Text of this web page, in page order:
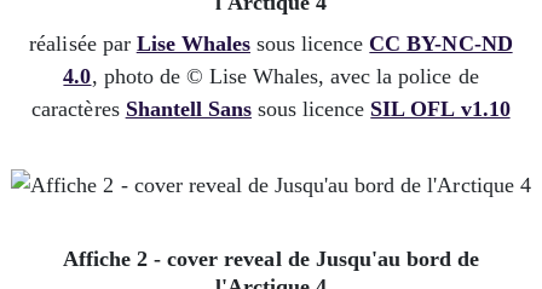
réalisée par Lise Whalessous licence CC BY-NC-ND
4.0, photo de © Lise Whales, avec la police de
caractères Shantell Sanssous licence SIL OFL v1.10
Affiche 2 - cover reveal de Jusqu'au bord de